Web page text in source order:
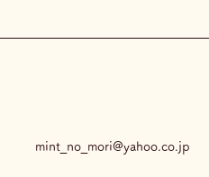
mint_no_mori@yahoo.co.jp